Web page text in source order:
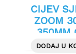
CIJEV
ZOOM
350MM
DODAJ U